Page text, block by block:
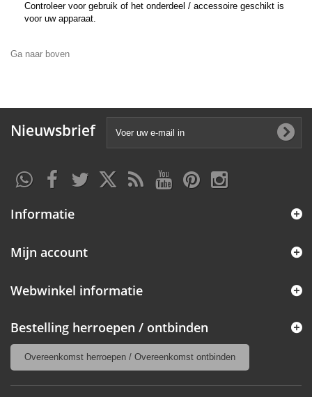
Controleer voor gebruik of het onderdeel / accessoire geschikt is
voor uw apparaat.
Ga naar boven
Nieuwsbrief
Informatie
Mijn account
Webwinkel informatie
Bestelling herroepen / ontbinden
Overeenkomst herroepen / Overeenkomst ontbinden